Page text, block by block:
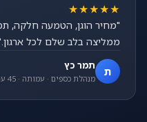
★★★★★
"מחיר הוגן, הטמעה חלקה,
ממליצה בלב שלם לכל
ת תמר כץ
מנהלת כספים · עמותה · 45 עובדים